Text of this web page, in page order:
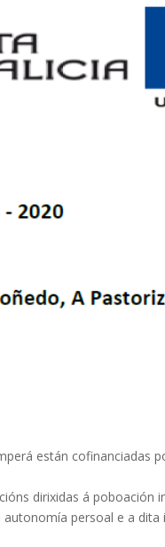
están cofinanciadas
dirixidas á poboación
persoal e a dita